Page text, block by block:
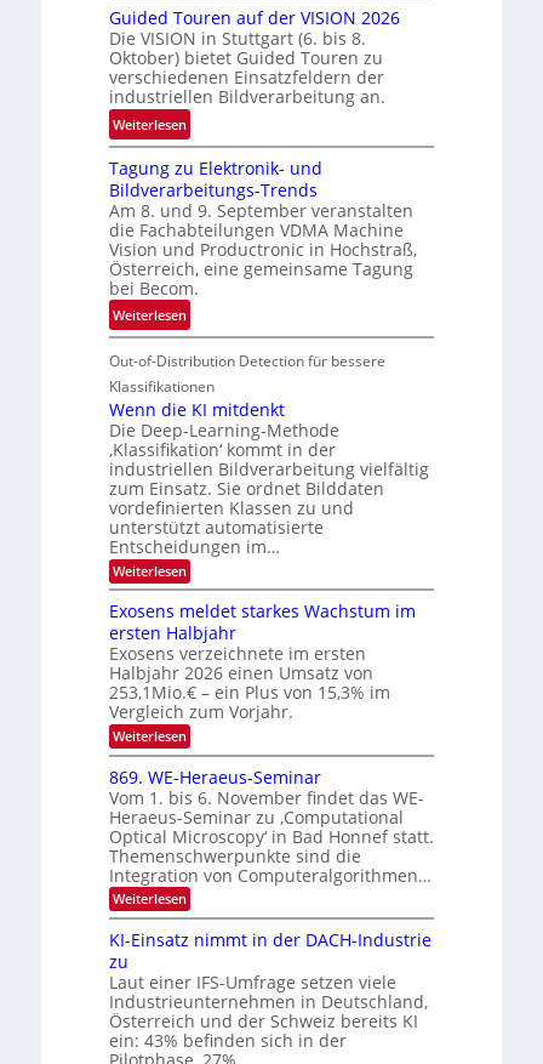
z
t
e
M
ö
g
l
i
c
h
k
e
t
e
ü
c
k
k
e
h
d
e
r
i
n
V
I
S
I
O
N
T
e
c
h
T
a
l
k
s
Guided Touren auf der VISION 2026
Die VISION in Stuttgart (6. bis 8.
Oktober) bietet Guided Touren zu
verschiedenen Einsatzfeldern der
industriellen Bildverarbeitung an.
Weiterlesen:
G
u
i
d
e
d
T
o
u
r
a
u
d
e
r
V
I
S
I
O
N
2
0
2
6
Tagung zu Elektronik- und
Bildverarbeitungs-Trends
Am 8. und 9. September veranstalten
die Fachabteilungen VDMA Machine
Vision und Productronic in Hochstraß,
Österreich, eine gemeinsame Tagung
bei Becom.
Weiterlesen:
T
a
g
u
n
g
z
u
E
l
e
k
t
r
o
n
k
-
u
n
d
B
i
l
d
v
r
a
r
b
Out-of-Distribution Detection für bessere
Klassifikationen
Wenn die KI mitdenkt
Die Deep-Learning-Methode
‚Klassifikation‘ kommt in der
industriellen Bildverarbeitung vielfältig
zum Einsatz. Sie ordnet Bilddaten
vordefinierten Klassen zu und
unterstützt automatisierte
Entscheidungen im…
Weiterlesen:
W
n
n
d
i
e
K
I
m
i
t
d
e
n
k
t
Exosens meldet starkes Wachstum im
ersten Halbjahr
Exosens verzeichnete im ersten
Halbjahr 2026 einen Umsatz von
253,1Mio.€ – ein Plus von 15,3% im
Vergleich zum Vorjahr.
Weiterlesen:
E
x
o
s
e
n
s
m
e
l
d
e
t
a
r
k
e
869. WE-Heraeus-Seminar
Vom 1. bis 6. November findet das WE-
Heraeus-Seminar zu ‚Computational
Optical Microscopy‘ in Bad Honnef statt.
Themenschwerpunkte sind die
Integration von Computeralgorithmen…
Weiterlesen:
8
9
W
E
-
H
e
KI-Einsatz nimmt in der DACH-Industrie
zu
Laut einer IFS-Umfrage setzen viele
Industrieunternehmen in Deutschland,
Österreich und der Schweiz bereits KI
ein: 43% befinden sich in der